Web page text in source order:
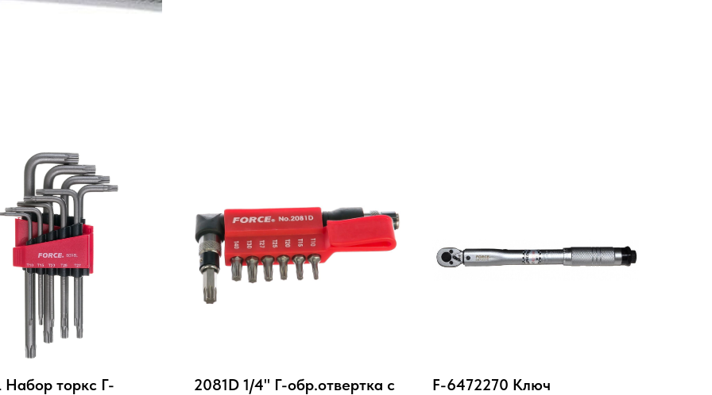
торкс Г-
2081D 1/4" Г-обр.отвертка с
F-6472270 Ключ